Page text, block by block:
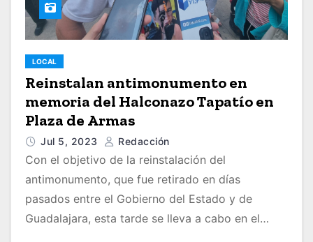
LOCAL
Reinstalan antimonumento en
memoria del Halconazo Tapatío en
Plaza de Armas
Jul 5, 2023 Redacción
Con el objetivo de la reinstalación del
antimonumento, que fue retirado en días
pasados entre el Gobierno del Estado y de
Guadalajara, esta tarde se lleva a cabo en el…